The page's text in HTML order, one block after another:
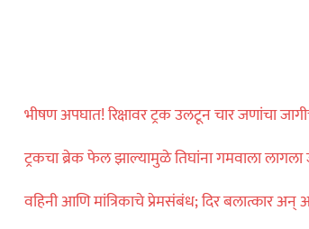
NSG अन्
ताफा अचानक
भीषण अपघात! रिक्षावर ट्रक उलटून चार जणांचा
ट्रकचा ब्रेक फेल झाल्यामुळे तिघांना गमवाला
वहिनी आणि मांत्रिकाचे प्रेमसंबंध; दिर बलात्कार अन्